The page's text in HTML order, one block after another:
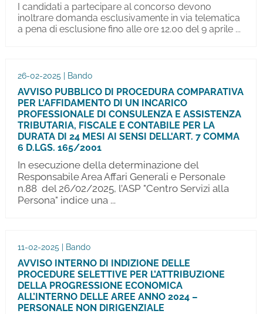
I candidati a partecipare al concorso devono
inoltrare domanda esclusivamente in via telematica
a pena di esclusione fino alle ore 12.00 del 9 aprile ...
26-02-2025 | Bando
AVVISO PUBBLICO DI PROCEDURA COMPARATIVA
PER L'AFFIDAMENTO DI UN INCARICO
PROFESSIONALE DI CONSULENZA E ASSISTENZA
TRIBUTARIA, FISCALE E CONTABILE PER LA
DURATA DI 24 MESI AI SENSI DELL'ART. 7 COMMA
6 D.LGS. 165/2001
In esecuzione della determinazione del
Responsabile Area Affari Generali e Personale
n.88 del 26/02/2025, l’ASP "Centro Servizi alla
Persona" indice una ...
11-02-2025 | Bando
AVVISO INTERNO DI INDIZIONE DELLE
PROCEDURE SELETTIVE PER L’ATTRIBUZIONE
DELLA PROGRESSIONE ECONOMICA
ALL’INTERNO DELLE AREE ANNO 2024 –
PERSONALE NON DIRIGENZIALE